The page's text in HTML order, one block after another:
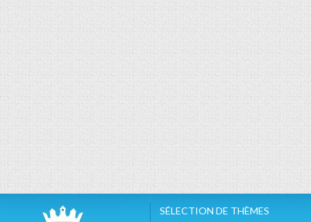
SÉLECTION DE THÈMES